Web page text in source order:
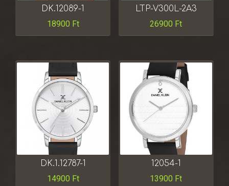
DK.12089-1
18900 Ft
LTP-V300L-2A3
26900 Ft
DK.1.12787-1
14900 Ft
12054-1
13900 Ft